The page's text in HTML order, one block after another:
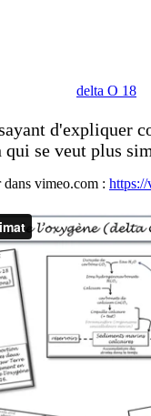
delta O 18
d'expliquer
se veut plus
dans vimeo.com :